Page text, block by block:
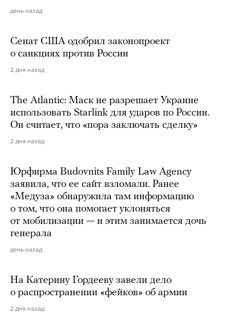
день назад
Сенат США одобрил законопроект
о санкциях против России
2 дня назад
The Atlantic: Маск не разрешает Украине
использовать Starlink для ударов по России.
Он считает, что «пора заключать сделку»
2 дня назад
Юрфирма Budovnits Family Law Agency
заявила, что ее сайт взломали. Ранее
«Медуза» обнаружила там информацию
о том, что она помогает уклоняться
от мобилизации — и этим занимается дочь
генерала
день назад
На Катерину Гордееву завели дело
о распространении «фейков» об армии
2 дня назад